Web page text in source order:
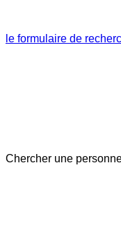
le formulaire de
Chercher une